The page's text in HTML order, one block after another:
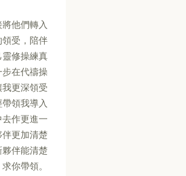
他們轉入
受，陪伴
修操練真
在代禱操
更深領受
領我導入
作更進一
更加清楚
伴能清楚
你帶領。